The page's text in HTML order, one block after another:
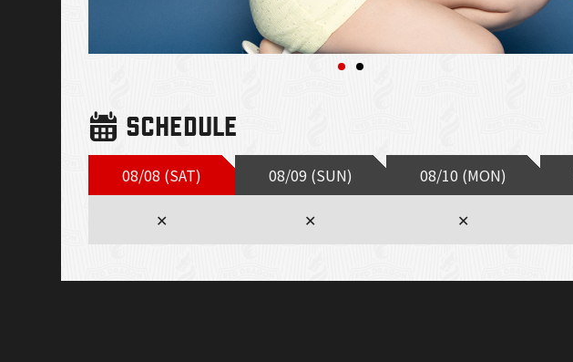
SCHEDULE
08/08 (SAT)
✕
08/09 (SUN)
✕
08/10 (MON)
✕